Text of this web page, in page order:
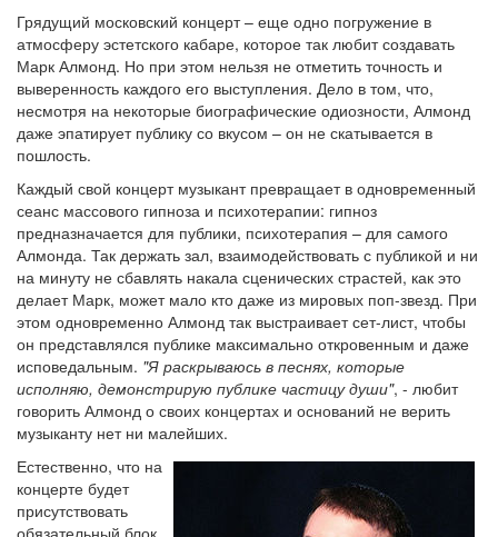
Грядущий московский концерт – еще одно погружение в
атмосферу эстетского кабаре, которое так любит создавать
Марк Алмонд. Но при этом нельзя не отметить точность и
выверенность каждого его выступления. Дело в том, что,
несмотря на некоторые биографические одиозности, Алмонд
даже эпатирует публику со вкусом – он не скатывается в
пошлость.
Каждый свой концерт музыкант превращает в одновременный
сеанс массового гипноза и психотерапии: гипноз
предназначается для публики, психотерапия – для самого
Алмонда. Так держать зал, взаимодействовать с публикой и ни
на минуту не сбавлять накала сценических страстей, как это
делает Марк, может мало кто даже из мировых поп-звезд. При
этом одновременно Алмонд так выстраивает сет-лист, чтобы
он представлялся публике максимально откровенным и даже
исповедальным. "Я раскрываюсь в песнях, которые
исполняю, демонстрирую публике частицу души", - любит
говорить Алмонд о своих концертах и оснований не верить
музыканту нет ни малейших.
Естественно, что на
концерте будет
присутствовать
обязательный блок